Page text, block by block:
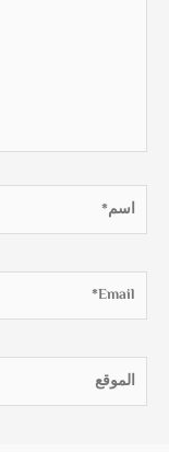
اسم*
الموقع